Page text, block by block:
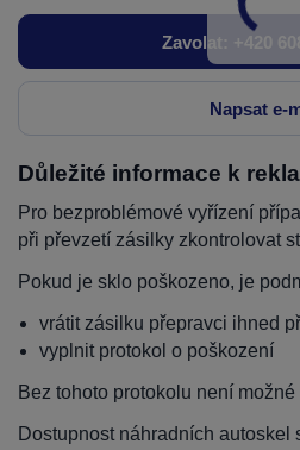
Zavolat: +420
Napsat e-
Důležité informace k
Pro bezproblémové vyřízení
při převzetí zásilky zkontrolovat
Pokud je sklo poškozeno, je
vrátit zásilku přepravci ihned
vyplnit protokol o poškození
Bez tohoto protokolu není
Dostupnost náhradních autoskel